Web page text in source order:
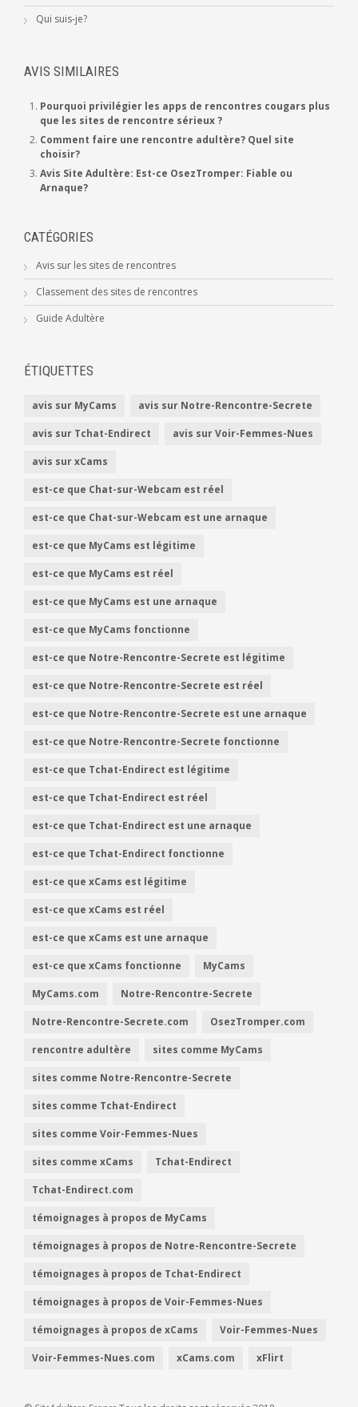
Qui suis-je?
AVIS SIMILAIRES
Pourquoi privilégier les apps de rencontres cougars plus
que les sites de rencontre sérieux ?
Comment faire une rencontre adultère? Quel site
choisir?
Avis Site Adultère: Est-ce OsezTromper: Fiable ou
Arnaque?
CATÉGORIES
Avis sur les sites de rencontres
Classement des sites de rencontres
Guide Adultère
ÉTIQUETTES
avis sur MyCams avis sur Notre-Rencontre-Secrete
avis sur Tchat-Endirect avis sur Voir-Femmes-Nues
avis sur xCams
est-ce que Chat-sur-Webcam est réel
est-ce que Chat-sur-Webcam est une arnaque
est-ce que MyCams est légitime
est-ce que MyCams est réel
est-ce que MyCams est une arnaque
est-ce que MyCams fonctionne
est-ce que Notre-Rencontre-Secrete est légitime
est-ce que Notre-Rencontre-Secrete est réel
est-ce que Notre-Rencontre-Secrete est une arnaque
est-ce que Notre-Rencontre-Secrete fonctionne
est-ce que Tchat-Endirect est légitime
est-ce que Tchat-Endirect est réel
est-ce que Tchat-Endirect est une arnaque
est-ce que Tchat-Endirect fonctionne
est-ce que xCams est légitime
est-ce que xCams est réel
est-ce que xCams est une arnaque
est-ce que xCams fonctionne MyCams
MyCams.com Notre-Rencontre-Secrete
Notre-Rencontre-Secrete.com OsezTromper.com
rencontre adultère sites comme MyCams
sites comme Notre-Rencontre-Secrete
sites comme Tchat-Endirect
sites comme Voir-Femmes-Nues
sites comme xCams Tchat-Endirect
Tchat-Endirect.com
témoignages à propos de MyCams
témoignages à propos de Notre-Rencontre-Secrete
témoignages à propos de Tchat-Endirect
témoignages à propos de Voir-Femmes-Nues
témoignages à propos de xCams Voir-Femmes-Nues
Voir-Femmes-Nues.com xCams.com xFlirt